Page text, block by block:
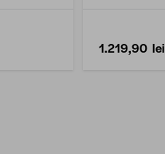
1.219,90 lei